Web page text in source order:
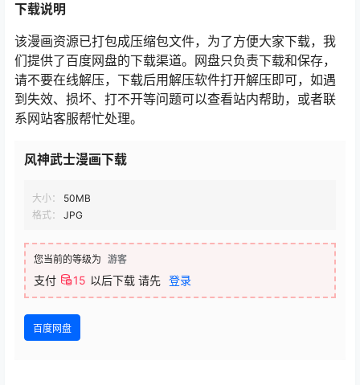
下载说明
该漫画资源已打包成压缩包文件，为了方便大家下载，我
们提供了百度网盘的下载渠道。网盘只负责下载和保存，
请不要在线解压，下载后用解压软件打开解压即可，如遇
到失效、损坏、打不开等问题可以查看站内帮助，或者联
系网站客服帮忙处理。
风神武士漫画下载
大小：
50MB
格式：
JPG
您当前的等级为 游客
支付 15 以后下载 请先 登录
百度网盘